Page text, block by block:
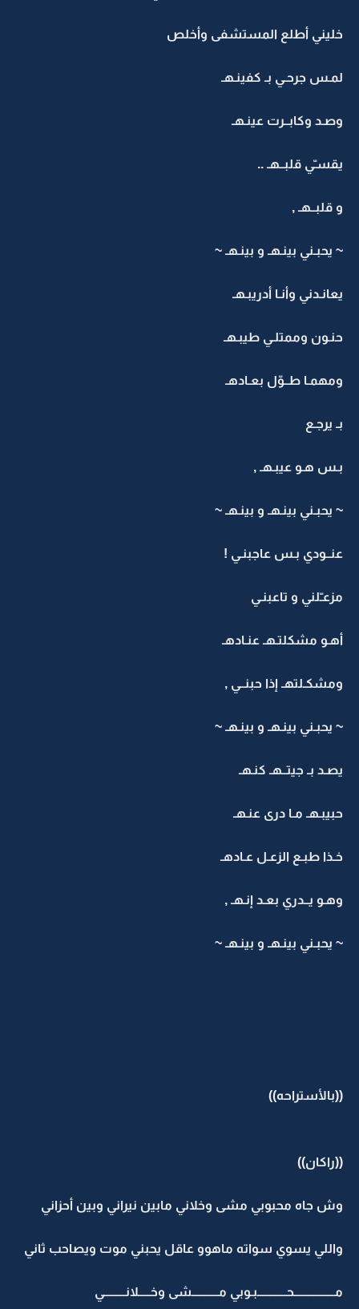
خليني أطلع المستشفى وأخلص
لمـس جرحـي بـ كفينـهـ
وصـد وكابــرت عينـهـ
يقسـّي قلبــهـ ..
و قلبــهـ ,
~ يحبـني بينـهـ و بينـهـ ~
يعانـدني وأنـا أدريبـهـ
حنـون وممتلـي طيبـهـ
ومهمـا طــوّل بعـادهـ
بـ يرجـع
بـس هـو عيبـهـ ,
~ يحبـني بينـهـ و بينـهـ ~
عنــودي بـس عاجبنـي !
مزعـّلني و تاعبنـي
أهـو مشكلتـهـ عنـادهـ
ومشكـلتهـ إذا حبنــي ,
~ يحبـني بينـهـ و بينـهـ ~
يصـد بـ جيتــهـ كنـهـ
حبيبـهـ مـا درى عنـهـ
خـذا طبـع الزعـل عـادهـ
وهـو يــدري بعـد إنـهـ ,
~ يحبـني بينـهـ و بينـهـ ~
((بالأستراحه))
((راكان))
وش جاه محبوبي مشى وخلاني مابين نيراني وبين أحزاني
واللي يسوي سواته ماهوو عاقل يحبني موت ويصاحب ثاني
مـــــــــــــــــحــــــــــــبـوبي مـــــــــــشى وخـــــلانـــــــــي